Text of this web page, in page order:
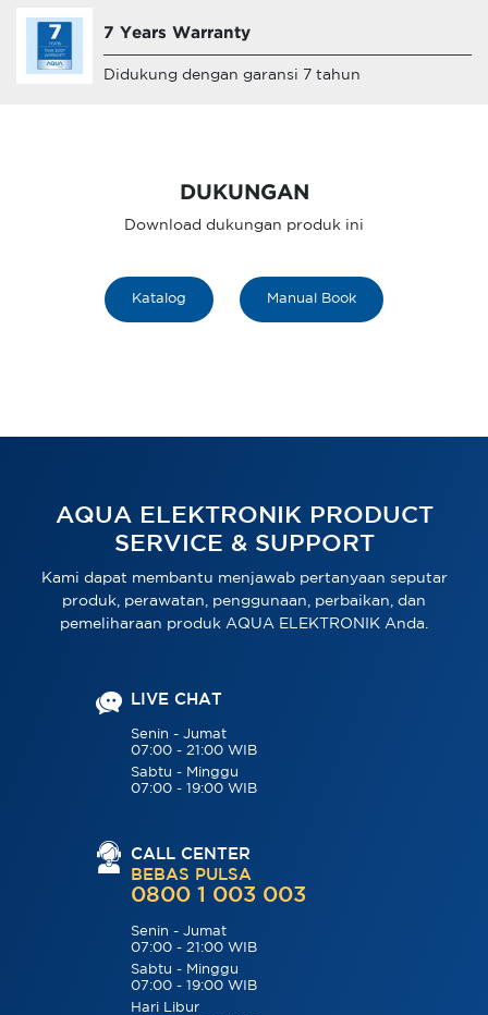
7 Years Warranty
Didukung dengan garansi 7 tahun
DUKUNGAN
Download dukungan produk ini
Katalog Manual Book
AQUA ELEKTRONIK PRODUCT
SERVICE & SUPPORT
Kami dapat membantu menjawab pertanyaan seputar
produk, perawatan, penggunaan, perbaikan, dan
pemeliharaan produk AQUA ELEKTRONIK Anda.
LIVE CHAT
Senin - Jumat
07:00 - 21:00 WIB
Sabtu - Minggu
07:00 - 19:00 WIB
CALL CENTER
BEBAS PULSA
0800 1 003 003
Senin - Jumat
07:00 - 21:00 WIB
Sabtu - Minggu
07:00 - 19:00 WIB
Hari Libur